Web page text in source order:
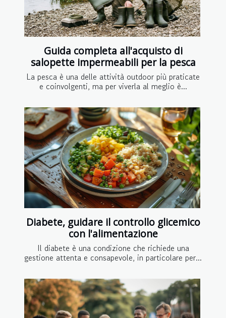
Guida completa all'acquisto di
salopette impermeabili per la pesca
La pesca è una delle attività outdoor più praticate
e coinvolgenti, ma per viverla al meglio è...
Diabete, guidare il controllo glicemico
con l'alimentazione
Il diabete è una condizione che richiede una
gestione attenta e consapevole, in particolare per...